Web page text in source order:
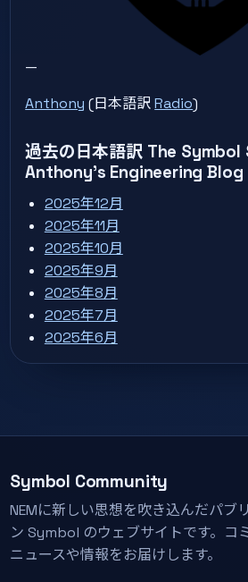
—
Anthony (日本語訳Radio)
過去の日本語訳 The Symbol
Anthony’s Engineering Blog
2025年12月
2025年11月
2025年10月
2025年9月
2025年8月
2025年7月
2025年6月
Symbol Community
NEMに新しい思想を吹き込んだパブ
ン Symbol のウェブサイトです。コ
ニュースや情報をお届けします。